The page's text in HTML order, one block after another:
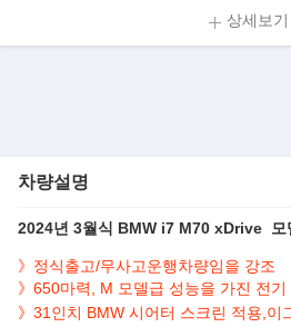
상세보기
차량설명
2024년 3월식 BMW i7 M70 xDrive 모
》정식출고/무사고운행차량임을 강조
》650마력, M 모델급 성능을 가진 전
》31인치 BMW 시어터 스크린 적용,이